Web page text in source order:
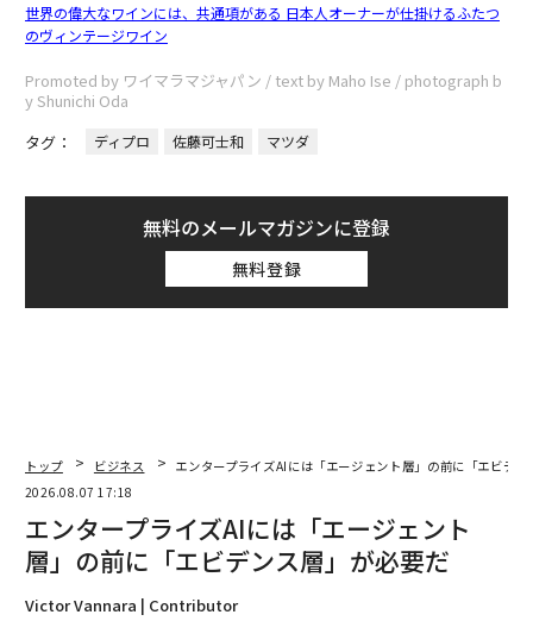
世界の偉大なワインには、共通項がある 日本人オーナーが仕掛けるふたつ
のヴィンテージワイン
Promoted by ワイマラマジャパン / text by Maho Ise / photograph b
y Shunichi Oda
タグ：
ディプロ 佐藤可士和 マツダ
無料のメールマガジンに登録
無料登録
トップ ビジネス
エンタープライズAIには「エージェント層」の前に「エビデ
2026.08.07 17:18
エンタープライズAIには「エージェント
層」の前に「エビデンス層」が必要だ
Victor Vannara | Contributor